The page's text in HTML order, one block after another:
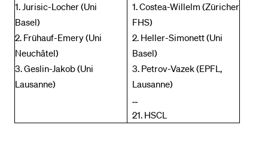
1. Jurisic-Locher (Uni
Basel)
2. Frühauf-Emery (Uni
Neuchâtel)
3. Geslin-Jakob (Uni
Lausanne)
1. Costea-Willelm (Züricher
FHS)
2. Heller-Simonett (Uni
Basel)
3. Petrov-Vazek (EPFL,
Lausanne)
…
21. HSCL